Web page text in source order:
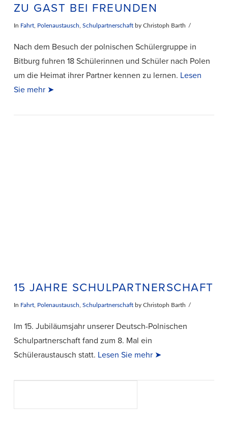
ZU GAST BEI FREUNDEN
In Fahrt, Polenaustausch Schulpartnerschaftby Christoph Barth
Nach dem Besuch der polnischen Schülergruppe in
Bitburg fuhren 18 Schülerinnen und Schüler nach Polen
um die Heimat ihrer Partner kennen zu lernen. Lesen
Sie mehr ➤
15 JAHRE SCHULPARTNERSCHAFT
In Fahrt, Polenaustausch Schulpartnerschaftby Christoph Barth
Im 15. Jubiläumsjahr unserer Deutsch-Polnischen
Schulpartnerschaft fand zum 8. Mal ein
Schüleraustausch statt. Lesen Sie mehr ➤